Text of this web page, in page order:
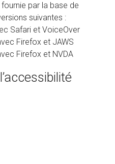
par la base de
suivantes :
Safari et VoiceOver
Firefox et JAWS
Firefox et NVDA